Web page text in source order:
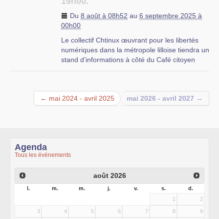
Du 8 août à 08h52 au 6 septembre 2025 à
00h00
Le collectif Chtinux œuvrant pour les libertés
numériques dans la métropole lilloise tiendra un
stand d’informations à côté du Café citoyen
associations présentes à notre stand :
place d’un Fournisseur d’Accès Internet,
membre de la Fédération FFDN
Raoull : association œuvrant à la mise en
place de services internet éthiques, membre du
← mai 2024 - avril 2025 mai 2026 - avril 2027 →
Agenda
Tous les événements
août 2026
l. m. m. j. v. s.
d.
1
2
3 4 5 6 7 8 9